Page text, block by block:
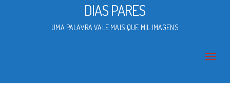
DIAS PARES
UMA PALAVRA VALE MAIS QUE MIL IMAGENS